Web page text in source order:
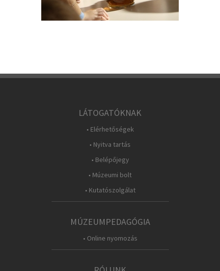
LÁTOGATÓKNAK
• Elérhetőségek
• Nyitva tartás
• Belépőjegy
• Múzeumi bolt
• Kutatószolgálat
MÚZEUMPEDAGÓGIA
• Online nyomozás